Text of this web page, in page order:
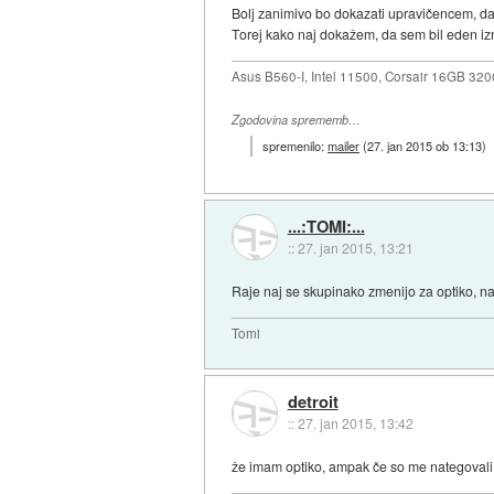
Bolj zanimivo bo dokazati upravičencem,
Torej kako naj dokažem, da sem bil eden
Asus B560-I, Intel 11500, Corsair 16GB
Zgodovina sprememb…
spremenilo:mailer(27. jan 2015 ob 13:13)
...:TOMI:...
::27. jan 2015, 13:21
Raje naj se skupinako zmenijo za optiko,
Tomi
detroit
::27. jan 2015, 13:42
že imam optiko, ampak če so me